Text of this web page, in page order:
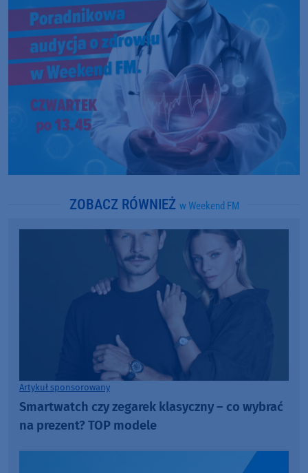
ZOBACZ RÓWNIEŻ w Weekend FM
Artykuł sponsorowany
Smartwatch czy zegarek klasyczny – co wybrać
na prezent? TOP modele